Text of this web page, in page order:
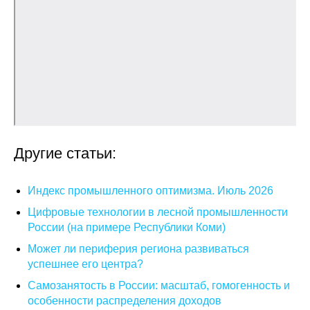
Оценка индекса промышленного
Российская Система Климатического
Мониторинга
Центр «Климатическая политика и
экономика России»
Образование и карьера
Другие статьи:
Индекс промышленного оптимизма. Июль 2026
Цифровые технологии в лесной промышленности
России (на примере Республики Коми)
Может ли периферия региона развиваться
успешнее его центра?
Самозанятость в России: масштаб, гомогенность и
особенности распределения доходов